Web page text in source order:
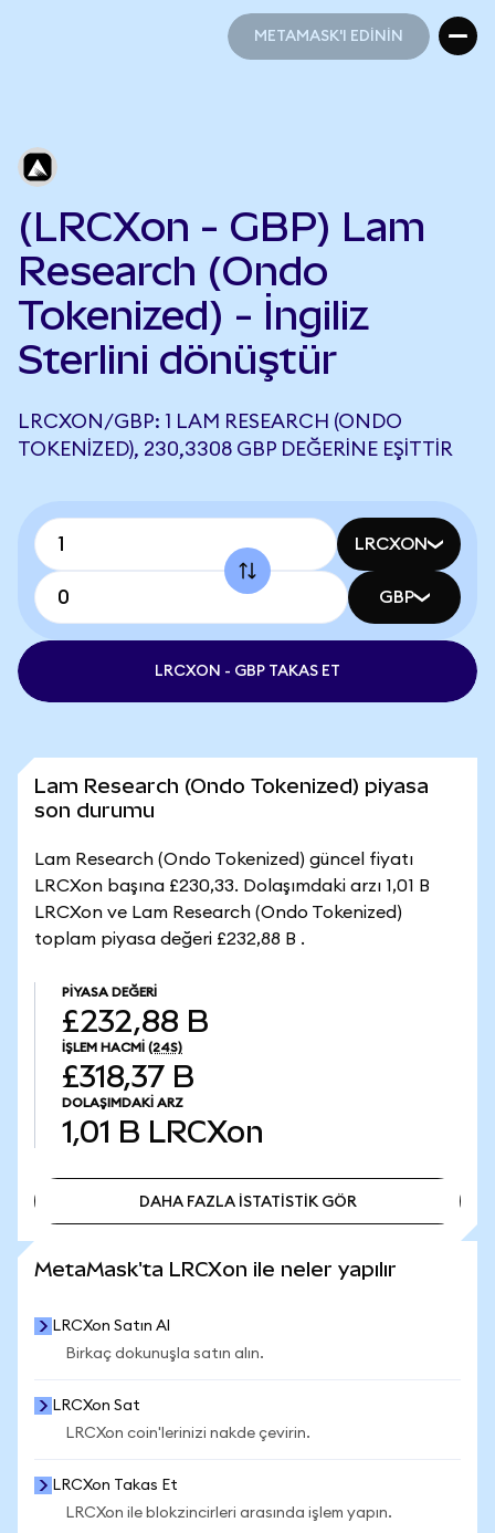
METAMASK'I EDİNİN
(LRCXon - GBP) Lam
Research (Ondo
Tokenized) - İngiliz
Sterlini dönüştür
LRCXON/GBP: 1 LAM RESEARCH (ONDO
TOKENIZED), 230,3308 GBP DEĞERINE EŞITTIR
LRCXON
GBP
LRCXON - GBP TAKAS ET
Lam Research (Ondo Tokenized) piyasa
son durumu
Lam Research (Ondo Tokenized) güncel fiyatı
LRCXon başına £230,33. Dolaşımdaki arzı 1,01 B
LRCXon ve Lam Research (Ondo Tokenized)
toplam piyasa değeri £232,88 B .
PIYASA DEĞERI
£232,88 B
İŞLEM HACMI (24S)
£318,37 B
DOLAŞIMDAKI ARZ
1,01 B LRCXon
DAHA FAZLA İSTATİSTİK GÖR
MetaMask'ta LRCXon ile neler yapılır
LRCXon Satın Al
Birkaç dokunuşla satın alın.
LRCXon Sat
LRCXon coin'lerinizi nakde çevirin.
LRCXon Takas Et
LRCXon ile blokzincirleri arasında işlem yapın.